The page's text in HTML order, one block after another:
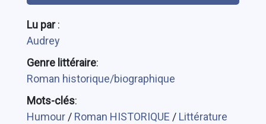
Lu par:
Audrey
Genre littéraire:
Roman historique/biographique
Mots-clés:
Humour / Roman HISTORIQUE / Littérature